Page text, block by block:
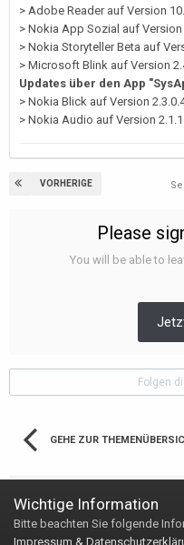
> Adobe Reader auf Version
> Nokia App Sozial auf Version
> Nokia Storyteller Beta auf
> Microsoft Blink auf Version
Updates über den App
> Nokia Blick auf Version
> Nokia Audio auf Version
VORHERIGE
Please
You will be able to
Folgen
GEHE ZUR
Impressum &
Wichtige Information
Bitte beachten Sie folgende
Impressum &